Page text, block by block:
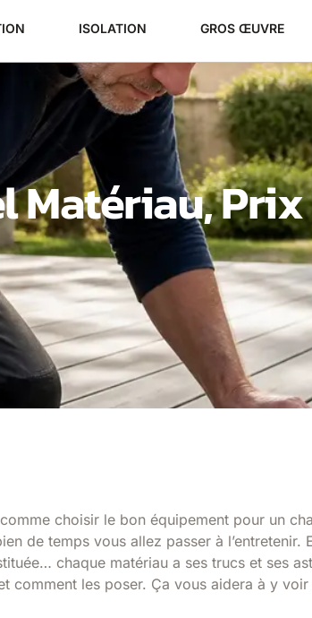
ISOLATION GROS ŒUVRE
Matériau,
choisir le bon équipement pour un
de temps vous allez passer à l’entretenir.
chaque matériau a ses trucs et ses
comment les poser. Ça vous aidera à y voir